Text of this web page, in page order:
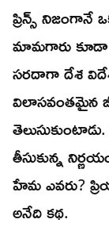
ప్రిన్స్ నిజంగానే
మామగారు కూడా
సరదాగా దేశ
విలాసవంతమైన
తీసుకున్న
హేమ ఎవరు?
అనేది కథ.